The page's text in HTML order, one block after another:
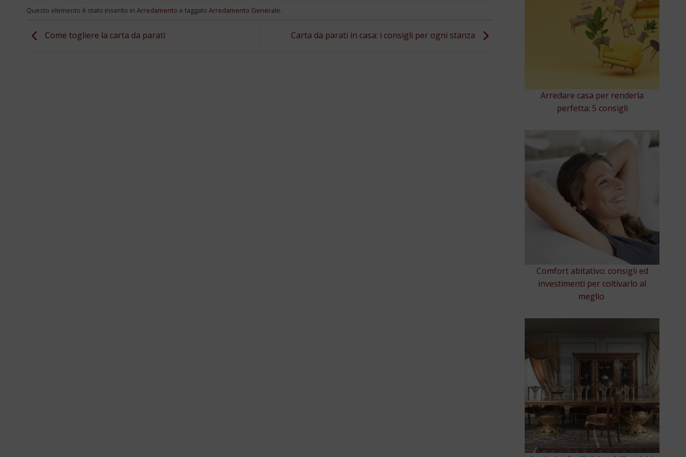
Questo elemento è stato inserito in Arredamento e taggato Arredamento Generale.
Come togliere la carta da parati Carta da parati in casa: i consigli per ogni stanza
Arredare casa per renderla
perfetta: 5 consigli
Comfort abitativo: consigli ed
investimenti per coltivarlo al
meglio